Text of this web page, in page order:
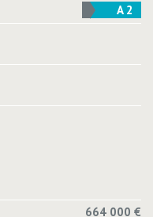
A 2
664 000 €